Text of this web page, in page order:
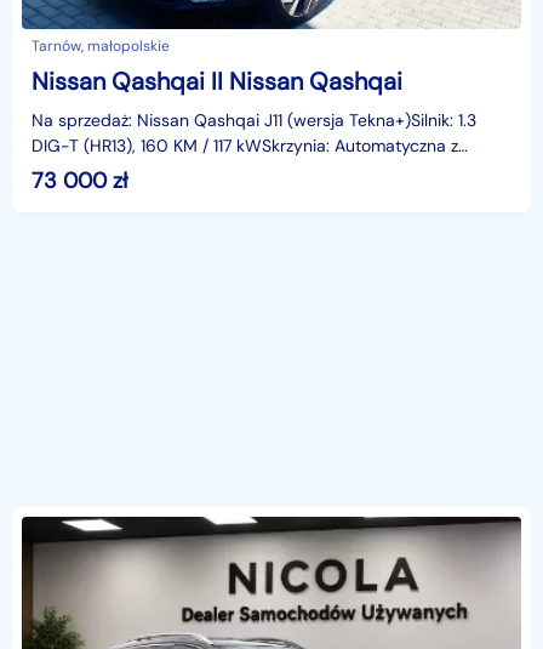
Tarnów, małopolskie
Nissan Qashqai II Nissan Qashqai
Na sprzedaż: Nissan Qashqai J11 (wersja Tekna+)Silnik: 1.3
DIG-T (HR13), 160 KM / 117 kWSkrzynia: Automatyczna z
trybem SportRok produkcji: koniec 2018 (pierwsz
73 000zł